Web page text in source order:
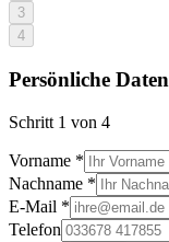
3
4
Persönliche Daten
Schritt 1 von 4
Vorname *
Nachname *
E-Mail *
Telefon